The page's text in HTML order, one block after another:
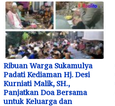
Ribuan Warga Sukamulya
Padati Kediaman Hj. Desi
Kurniati Malik, SH.,
Panjatkan Doa Bersama
untuk Keluarga dan